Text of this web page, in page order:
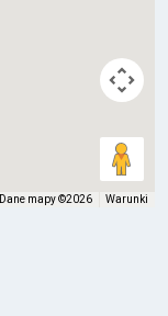
Dane mapy ©2026 Warunki